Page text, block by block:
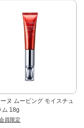
ヌ ムービング モイスチュ
ム 18g
員限定